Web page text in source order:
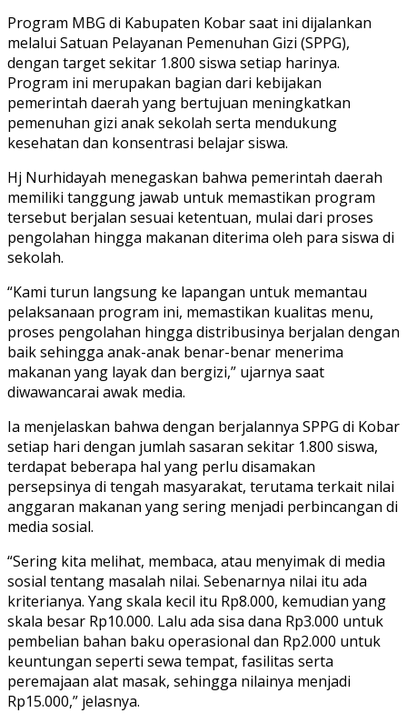
Program MBG di Kabupaten Kobar saat ini dijalankan
melalui Satuan Pelayanan Pemenuhan Gizi (SPPG),
dengan target sekitar 1.800 siswa setiap harinya.
Program ini merupakan bagian dari kebijakan
pemerintah daerah yang bertujuan meningkatkan
pemenuhan gizi anak sekolah serta mendukung
kesehatan dan konsentrasi belajar siswa.
Hj Nurhidayah menegaskan bahwa pemerintah daerah
memiliki tanggung jawab untuk memastikan program
tersebut berjalan sesuai ketentuan, mulai dari proses
pengolahan hingga makanan diterima oleh para siswa di
sekolah.
“Kami turun langsung ke lapangan untuk memantau
pelaksanaan program ini, memastikan kualitas menu,
proses pengolahan hingga distribusinya berjalan dengan
baik sehingga anak-anak benar-benar menerima
makanan yang layak dan bergizi,” ujarnya saat
diwawancarai awak media.
Ia menjelaskan bahwa dengan berjalannya SPPG di Kobar
setiap hari dengan jumlah sasaran sekitar 1.800 siswa,
terdapat beberapa hal yang perlu disamakan
persepsinya di tengah masyarakat, terutama terkait nilai
anggaran makanan yang sering menjadi perbincangan di
media sosial.
“Sering kita melihat, membaca, atau menyimak di media
sosial tentang masalah nilai. Sebenarnya nilai itu ada
kriterianya. Yang skala kecil itu Rp8.000, kemudian yang
skala besar Rp10.000. Lalu ada sisa dana Rp3.000 untuk
pembelian bahan baku operasional dan Rp2.000 untuk
keuntungan seperti sewa tempat, fasilitas serta
peremajaan alat masak, sehingga nilainya menjadi
Rp15.000,” jelasnya.